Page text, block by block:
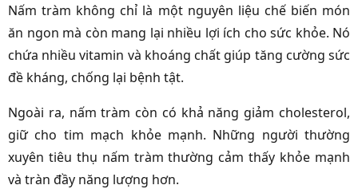
Nấm tràm không chỉ là một nguyên liệu chế biến món
ăn ngon mà còn mang lại nhiều lợi ích cho sức khỏe. Nó
chứa nhiều vitamin và khoáng chất giúp tăng cường sức
đề kháng, chống lại bệnh tật.
Ngoài ra, nấm tràm còn có khả năng giảm cholesterol,
giữ cho tim mạch khỏe mạnh. Những người thường
xuyên tiêu thụ nấm tràm thường cảm thấy khỏe mạnh
và tràn đầy năng lượng hơn.